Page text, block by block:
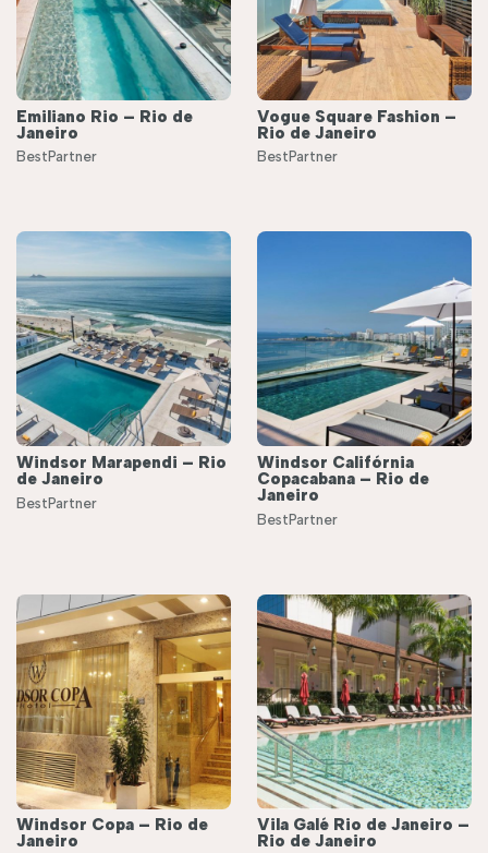
Emiliano Rio – Rio de
Janeiro
BestPartner
Vogue Square Fashion –
Rio de Janeiro
BestPartner
Windsor Marapendi – Rio
de Janeiro
BestPartner
Windsor Califórnia
Copacabana – Rio de
Janeiro
BestPartner
Windsor Copa – Rio de
Janeiro
Vila Galé Rio de Janeiro –
Rio de Janeiro